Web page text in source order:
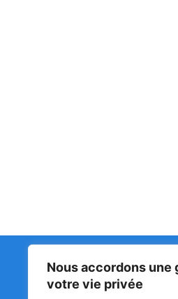
Nous accordons une
votre vie privée
Matin